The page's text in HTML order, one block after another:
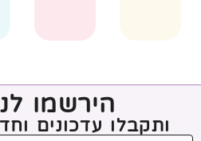
הירשמו
ותקבלו עדכונים